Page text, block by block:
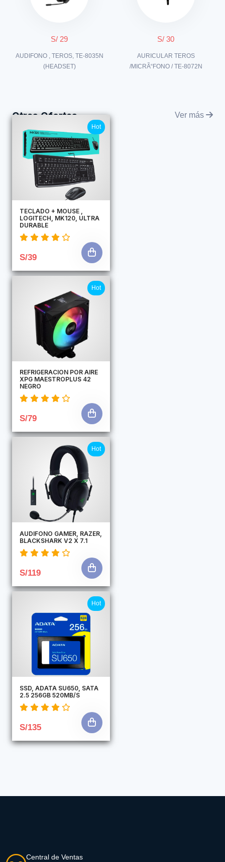
S/ 29
AUDIFONO , TEROS, TE-8035N
(HEADSET)
S/ 30
AURICULAR TEROS
/MICRÃ“FONO / TE-8072N
Otras Ofertas Ver más
Hot
TECLADO + MOUSE ,
LOGITECH, MK120, ULTRA
DURABLE
S/39
Hot
REFRIGERACION POR AIRE
XPG MAESTROPLUS 42
NEGRO
S/79
Hot
AUDIFONO GAMER, RAZER,
BLACKSHARK V2 X 7.1
S/119
Hot
SSD, ADATA SU650, SATA
2.5 256GB 520MB/S
S/135
Central de Ventas